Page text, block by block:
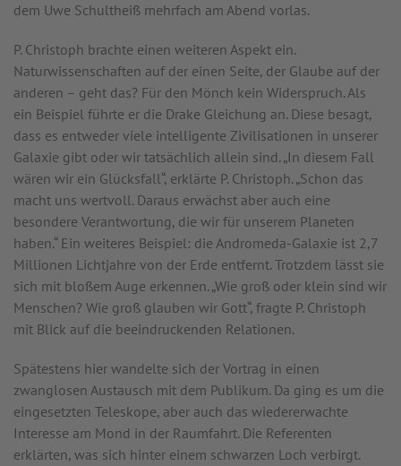
dem Uwe Schultheiß mehrfach am Abend vorlas.
P. Christoph brachte einen weiteren Aspekt ein.
Naturwissenschaften auf der einen Seite, der Glaube auf der
anderen – geht das? Für den Mönch kein Widerspruch. Als
ein Beispiel führte er die Drake Gleichung an. Diese besagt,
dass es entweder viele intelligente Zivilisationen in unserer
Galaxie gibt oder wir tatsächlich allein sind. „In diesem Fall
wären wir ein Glücksfall“, erklärte P. Christoph. „Schon das
macht uns wertvoll. Daraus erwächst aber auch eine
besondere Verantwortung, die wir für unserem Planeten
haben.“ Ein weiteres Beispiel: die Andromeda-Galaxie ist 2,7
Millionen Lichtjahre von der Erde entfernt. Trotzdem lässt sie
sich mit bloßem Auge erkennen. „Wie groß oder klein sind wir
Menschen? Wie groß glauben wir Gott“, fragte P. Christoph
mit Blick auf die beeindruckenden Relationen.
Spätestens hier wandelte sich der Vortrag in einen
zwanglosen Austausch mit dem Publikum. Da ging es um die
eingesetzten Teleskope, aber auch das wiedererwachte
Interesse am Mond in der Raumfahrt. Die Referenten
erklärten, was sich hinter einem schwarzen Loch verbirgt.